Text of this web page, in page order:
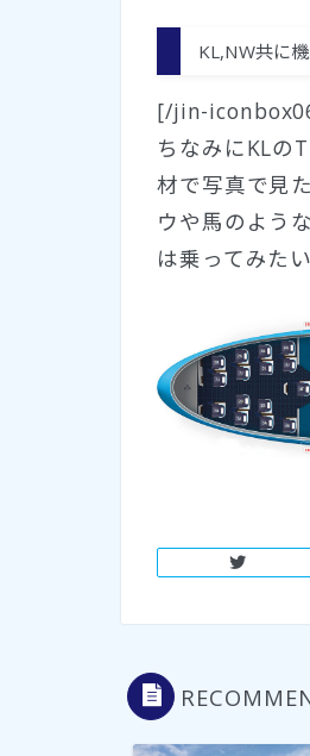
KL,NW共に
[/jin-
ちなみにKLの
材で写真で見
ウや馬のよう
は乗ってみた